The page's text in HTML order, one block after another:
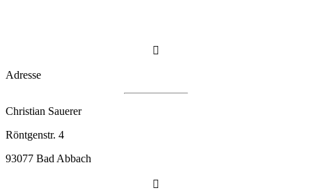

Adresse
Christian Sauerer
Röntgenstr. 4
93077 Bad Abbach
